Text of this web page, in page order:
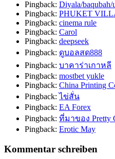
Pingback: Diyala/baqubah/
Pingback: PHUKET
Pingback: cinema rule
Pingback: Carol
Pingback: deepseek
Pingback: ดูบอลสด888
Pingback: บาคาร่าเกาหลี
Pingback: mostbet yukle
Pingback: China Printing
Pingback:ไข่สั่น
Pingback: EA Forex
Pingback: ที่มาของ Pretty
Pingback: Erotic May
Kommentar schreiben